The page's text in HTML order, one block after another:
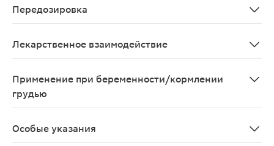
Передозировка
Лекарственное взаимодействие
Применение при беременности/кормлении
грудью
Особые указания